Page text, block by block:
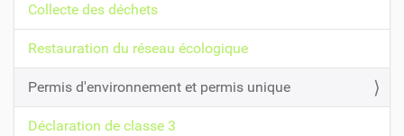
i
g
a
t
i
Collecte des déchets
Restauration du réseau écologique
Permis d'environnement et permis unique
Déclaration de classe 3